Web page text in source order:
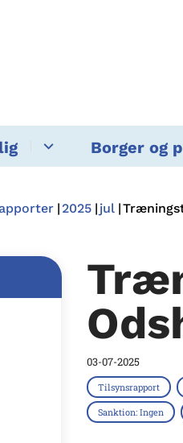
Borger og
2025 jul
03-07-2025
Tilsynsrapport
Sanktion: Ingen